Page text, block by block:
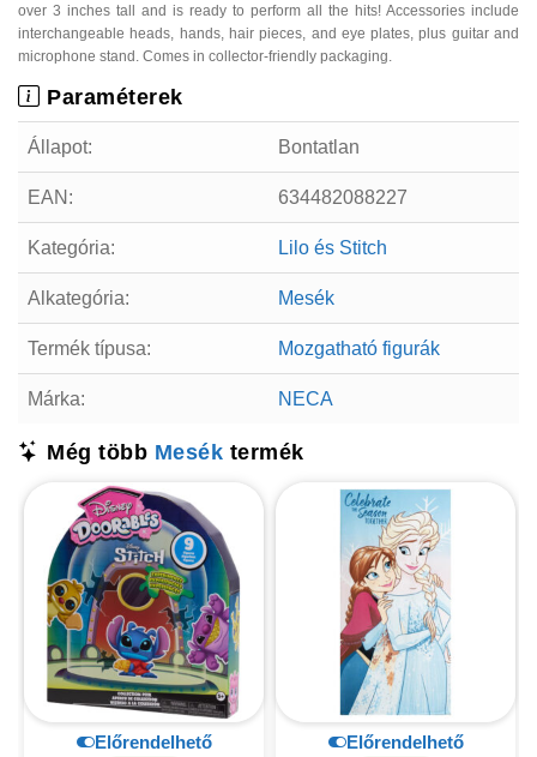
over 3 inches tall and is ready to perform all the hits! Accessories include
interchangeable heads, hands, hair pieces, and eye plates, plus guitar and
microphone stand. Comes in collector-friendly packaging.
Paraméterek
Állapot: Bontatlan
EAN: 634482088227
Kategória: Lilo és Stitch
Alkategória: Mesék
Termék típusa: Mozgatható figurák
Márka: NECA
Még több Mesék termék
Előrendelhető Előrendelhető